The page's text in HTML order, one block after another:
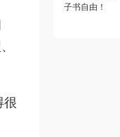
很
子书自由！